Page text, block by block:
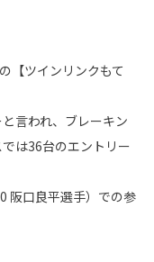
【ツインリンクもて
言われ、ブレーキン
は36台のエントリー
阪口良平選手）での参